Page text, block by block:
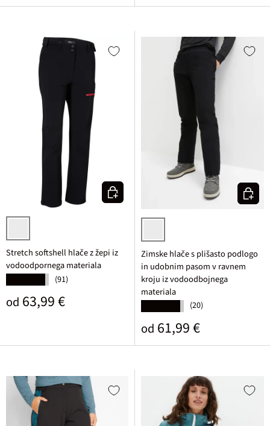
črna
Stretch softshell hlače z žepi iz
vodoodpornega materiala
(91)
Običajna cena
od 63,99 €
Izberi varianto
črna
Zimske hlače s plišasto podlogo
in udobnim pasom v ravnem
kroju iz vodoodbojnega
materiala
(20)
Običajna cena
od 61,99 €
Izberi